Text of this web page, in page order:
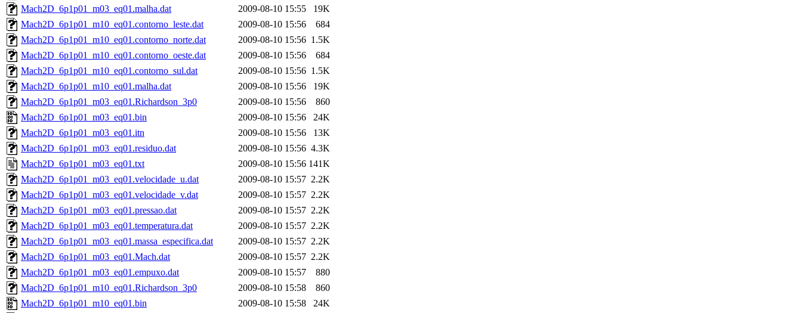
Mach2D_6p1p01_m03_eq01.malha.dat
2009-08-10 15:55
19K
Mach2D_6p1p01_m10_eq01.contorno_leste.dat
2009-08-10 15:56
684
Mach2D_6p1p01_m10_eq01.contorno_norte.dat
2009-08-10 15:56 1.5K
Mach2D_6p1p01_m10_eq01.contorno_oeste.dat
2009-08-10 15:56
684
Mach2D_6p1p01_m10_eq01.contorno_sul.dat
2009-08-10 15:56 1.5K
Mach2D_6p1p01_m10_eq01.malha.dat
2009-08-10 15:56
19K
Mach2D_6p1p01_m03_eq01.Richardson_3p0
2009-08-10 15:56
860
Mach2D_6p1p01_m03_eq01.bin
2009-08-10 15:56
24K
Mach2D_6p1p01_m03_eq01.itn
2009-08-10 15:56
13K
Mach2D_6p1p01_m03_eq01.residuo.dat
2009-08-10 15:56 4.3K
Mach2D_6p1p01_m03_eq01.txt
2009-08-10 15:56 141K
Mach2D_6p1p01_m03_eq01.velocidade_u.dat
2009-08-10 15:57 2.2K
Mach2D_6p1p01_m03_eq01.velocidade_v.dat
2009-08-10 15:57 2.2K
Mach2D_6p1p01_m03_eq01.pressao.dat
2009-08-10 15:57 2.2K
Mach2D_6p1p01_m03_eq01.temperatura.dat
2009-08-10 15:57 2.2K
Mach2D_6p1p01_m03_eq01.massa_especifica.dat
2009-08-10 15:57 2.2K
Mach2D_6p1p01_m03_eq01.Mach.dat
2009-08-10 15:57 2.2K
Mach2D_6p1p01_m03_eq01.empuxo.dat
2009-08-10 15:57
880
Mach2D_6p1p01_m10_eq01.Richardson_3p0
2009-08-10 15:58
860
Mach2D_6p1p01_m10_eq01.bin
2009-08-10 15:58
24K